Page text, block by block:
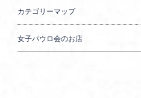
カテゴリーマップ
女子パウロ会のお店